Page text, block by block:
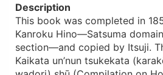
Description
This book was completed in
Kanroku Hino—Satsuma
section—and copied by Itsuji.
Kaikata un’nun tsukekata